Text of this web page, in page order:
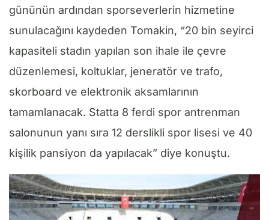
gününün ardından sporseverlerin hizmetine
sunulacağını kaydeden Tomakin, “20 bin seyirci
kapasiteli stadın yapılan son ihale ile çevre
düzenlemesi, koltuklar, jeneratör ve trafo,
skorboard ve elektronik aksamlarının
tamamlanacak. Statta 8 ferdi spor antrenman
salonunun yanı sıra 12 derslikli spor lisesi ve 40
kişilik pansiyon da yapılacak” diye konuştu.